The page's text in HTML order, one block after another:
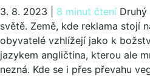
3. 8. 2023 8 minut čtení
světě. Země, kde reklama stojí
obyvatelé vzhlížejí jako k
jazykem angličtina, kterou ale
nezná. Kde se i přes převahu